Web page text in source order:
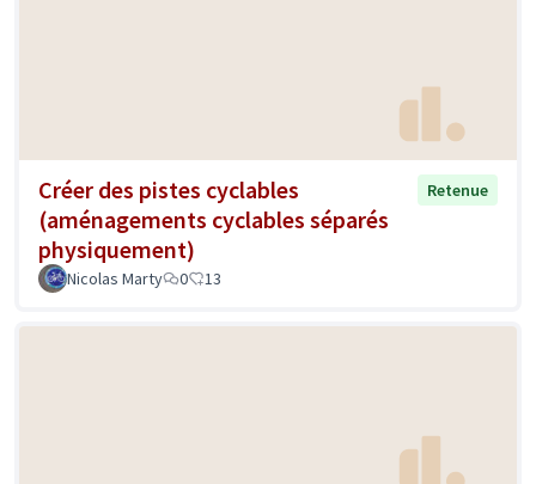
Créer des pistes cyclables
(aménagements cyclables séparés
physiquement)
Retenue
Nicolas Marty 0 13